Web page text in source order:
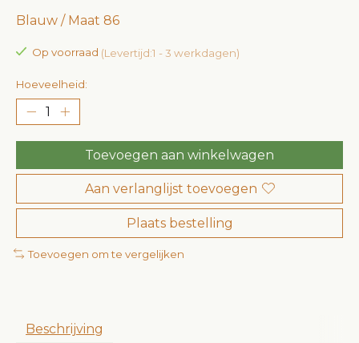
Blauw / Maat 86
Op voorraad (Levertijd:1 - 3 werkdagen)
Hoeveelheid:
Toevoegen aan winkelwagen
Aan verlanglijst toevoegen
Plaats bestelling
Toevoegen om te vergelijken
Beschrijving